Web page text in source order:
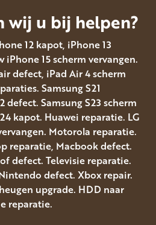
wij u bij helpen?
12 kapot, iPhone 13
iPhone 15 scherm vervangen.
defect, iPad Air 4 scherm
Samsung S21
defect. Samsung S23 scherm
kapot. Huawei reparatie. LG
Motorola reparatie.
reparatie, Macbook defect.
defect. Televisie reparatie.
defect. Xbox repair.
upgrade. HDD naar
reparatie.